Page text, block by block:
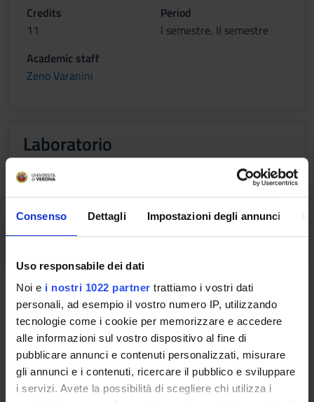
Consenso Dettagli Impostazioni degli annunci
Uso responsabile dei dati
Noi e i nostri 1022 partner trattiamo i vostri dati
personali, ad esempio il vostro numero IP, utilizzando
tecnologie come i cookie per memorizzare e accedere
alle informazioni sul vostro dispositivo al fine di
pubblicare annunci e contenuti personalizzati, misurare
gli annunci e i contenuti, ricercare il pubblico e sviluppare
i servizi. Avete la possibilità di scegliere chi utilizza i
Credits
11
Period
I semestre, II semestre
Academic staff
Zeno Varanini
Laboratorio
Credits
I semestre, II semestre
Academic staff
Zeno Varanini
Learning outcomes
Aim of the course is to analyse with a chemical and
biochemical approach the main phenomena and relationships
taking place in the soil-plant system.
We intend to introduce the students to the knowledge of soil
constituents and to their chemical and physical properties.